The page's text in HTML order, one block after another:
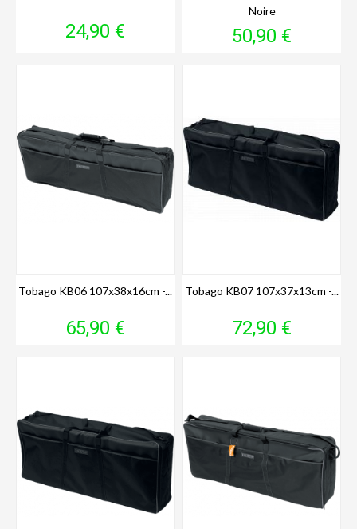
Prix
24,90 €
Noire
Prix
50,90 €
Tobago KB06 107x38x16cm -...
Prix
65,90 €
Tobago KB07 107x37x13cm -...
Prix
72,90 €